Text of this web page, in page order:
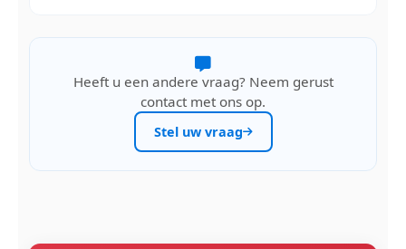
Heeft u een andere vraag? Neem gerust
contact met ons op.
Stel uw vraag